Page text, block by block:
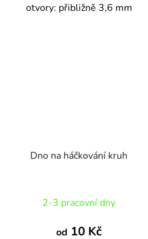
otvory: přibližně 3,6 mm
Dno na háčkování kruh
hodnocení
produktu
2-3 pracovní dny
od 10 Kč